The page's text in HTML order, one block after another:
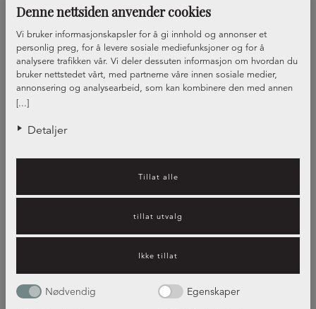
Denne nettsiden anvender cookies
[...]
Vi bruker informasjonskapsler for å gi innhold og annonser et
personlig preg, for å levere sosiale mediefunksjoner og for å
analysere trafikken vår. Vi deler dessuten informasjon om hvordan du
bruker nettstedet vårt, med partnerne våre innen sosiale medier,
annonsering og analysearbeid, som kan kombinere den med annen
informasjon du har gjort tilgjengelig for dem, eller som de har samlet
Detaljer
Tillat alle
tillat utvalg
Ikke tillat
Nødvendig
Egenskaper
Kjøkkeninspirasjon – hvilket
kjøkken passer best for deg?